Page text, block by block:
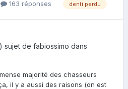
163 réponses denti perdu
sujet de fabiossimo dans
majorité des chasseurs
il y a aussi des raisons (on est